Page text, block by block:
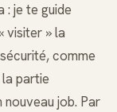
: je te guide
visiter » la
comme
partie
job. Par